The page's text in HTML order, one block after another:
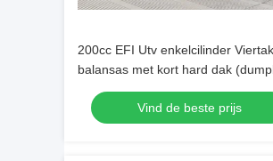
200cc EFI Utv enkelcilinder
balansas met kort hard dak
Vind de beste prijs